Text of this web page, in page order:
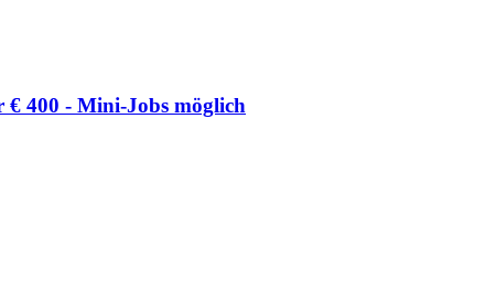
400 - Mini-Jobs möglich